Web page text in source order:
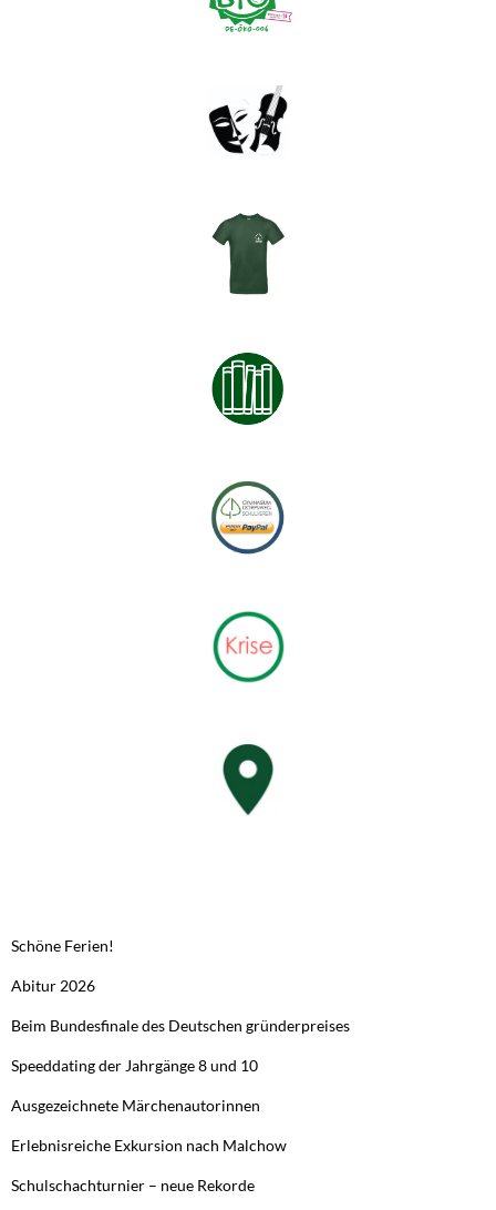
Schöne Ferien!
Abitur 2026
Beim Bundesfinale des Deutschen gründerpreises
Speeddating der Jahrgänge 8 und 10
Ausgezeichnete Märchenautorinnen
Erlebnisreiche Exkursion nach Malchow
Schulschachturnier – neue Rekorde